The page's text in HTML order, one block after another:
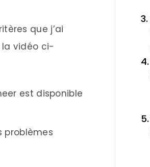
que j’ai
la vidéo ci-
est disponible
problèmes